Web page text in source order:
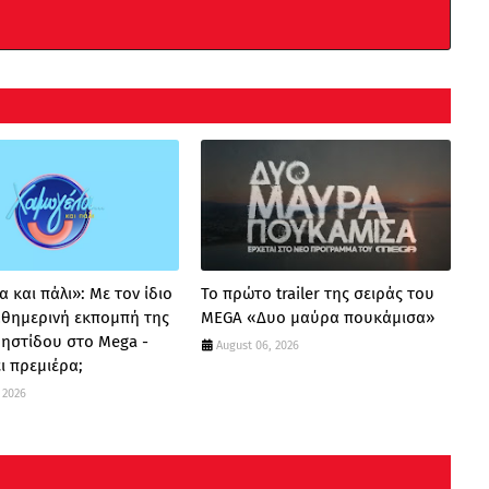
και πάλι»: Με τον ίδιο
εκπομπή της
στο Mega -
πρεμιέρα;
Το πρώτο trailer της σειράς του
MEGA «Δυο μαύρα πουκάμισα»
August 06, 2026